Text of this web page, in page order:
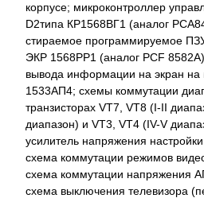
корпусе; микроконтроллер
D2типа КР1568ВГ1 (аналог
стираемое программируемое
ЭКР 1568РР1 (аналог PCF
вывода информации на экран на
1533АП4; схемы коммутации
транзисторах VT7, VT8 (I-II
диапазон) и VT3, VT4 (IV-V
усилитель напряжения
схема коммутации режимов
схема коммутации напряжения
схема выключения телевизора